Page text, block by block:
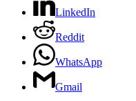
LinkedIn
Reddit
WhatsApp
Gmail